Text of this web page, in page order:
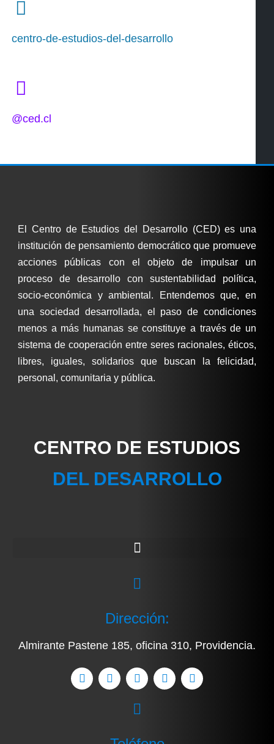
centro-de-estudios-del-desarrollo
@ced.cl
El Centro de Estudios del Desarrollo (CED) es una
institución de pensamiento democrático que promueve
acciones públicas con el objeto de impulsar un
proceso de desarrollo con sustentabilidad política,
socio-económica y ambiental. Entendemos que, en
una sociedad desarrollada, el paso de condiciones
menos a más humanas se constituye a través de un
sistema de cooperación entre seres racionales, éticos,
libres, iguales, solidarios que buscan la felicidad,
personal, comunitaria y pública.
CENTRO DE ESTUDIOS
DEL DESARROLLO
Dirección:
Almirante Pastene 185, oficina 310, Providencia.